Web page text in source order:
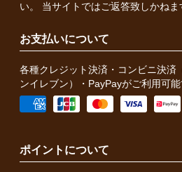
い。 当サイトではご返答致しかねま
お支払いについて
各種クレジット決済・コンビニ決済
ンイレブン）・PayPayがご利用可能
ポイントについて